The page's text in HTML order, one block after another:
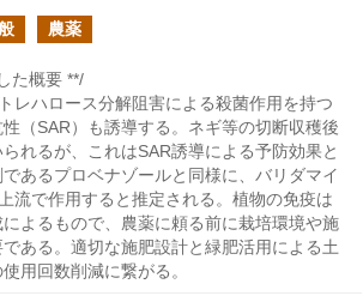
農薬
た概要 **/
レハロース分解阻害による殺菌作用を持つ
（SAR）も誘導する。ネギ等の切断収穫後
れるが、これはSAR誘導による予防効果と
あるプロベナゾールと同様に、バリダマイ
流で作用すると推定される。植物の免疫は
よるもので、農薬に頼る前に栽培環境や施
ある。適切な施肥設計と緑肥活用による土
用回数削減に繋がる。